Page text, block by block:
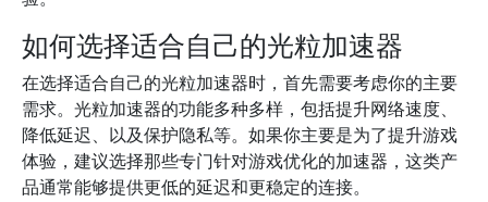
如何选择适合自己的光粒加速器
在选择适合自己的光粒加速器时，首先需要考虑你的主要
需求。光粒加速器的功能多种多样，包括提升网络速度、
降低延迟、以及保护隐私等。如果你主要是为了提升游戏
体验，建议选择那些专门针对游戏优化的加速器，这类产
品通常能够提供更低的延迟和更稳定的连接。